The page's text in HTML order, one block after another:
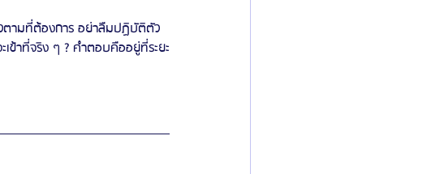
ตามที่ต้องการ อย่าลืมปฏิบัติตัว
เข้าที่จริง ๆ ? คำตอบคืออยู่ที่ระยะ